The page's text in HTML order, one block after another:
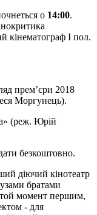
о 14:00.
кінематограф І пол.
прем’єри 2018
Моргунець).
(реж. Юрій
безкоштовно.
діючий кінотеатр
братами
момент першим,
- для